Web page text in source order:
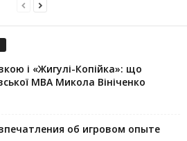
і «Жигулі-Копійка»: що
МВА Микола Вініченко
об игровом опыте